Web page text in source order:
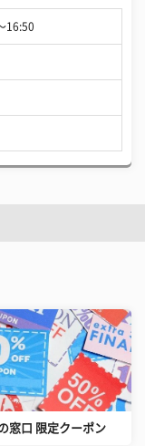
16:50
窓口 限定クーポン